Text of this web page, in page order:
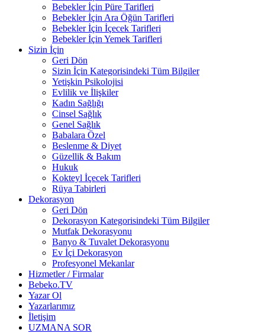
Bebekler İçin Püre Tarifleri
Bebekler İçin Ara Öğün Tarifleri
Bebekler İçin İçecek Tarifleri
Bebekler İçin Yemek Tarifleri
Sizin İçin
Geri Dön
Sizin İçin Kategorisindeki Tüm Bilgiler
Yetişkin Psikolojisi
Evlilik ve İlişkiler
Kadın Sağlığı
Cinsel Sağlık
Genel Sağlık
Babalara Özel
Beslenme & Diyet
Güzellik & Bakım
Hukuk
Kokteyl İçecek Tarifleri
Rüya Tabirleri
Dekorasyon
Geri Dön
Dekorasyon Kategorisindeki Tüm Bilgiler
Mutfak Dekorasyonu
Banyo & Tuvalet Dekorasyonu
Ev İçi Dekorasyon
Profesyonel Mekanlar
Hizmetler / Firmalar
Bebeko.TV
Yazar Ol
Yazarlarımız
İletişim
UZMANA SOR